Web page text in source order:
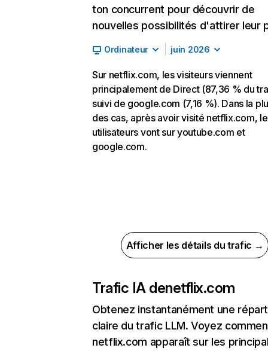
ton concurrent pour découvrir de
nouvelles possibilités d'attirer leur
Ordinateur juin 2026
Sur netflix.com, les visiteurs viennent
principalement de Direct (87,36 % du
suivi de google.com (7,16 %). Dans la
des cas, après avoir visité netflix.com,
utilisateurs vont sur youtube.com et
google.com.
Afficher les détails du trafic →
Trafic IA denetflix.com
Obtenez instantanément une
claire du trafic LLM. Voyez
netflix.com apparaît sur les